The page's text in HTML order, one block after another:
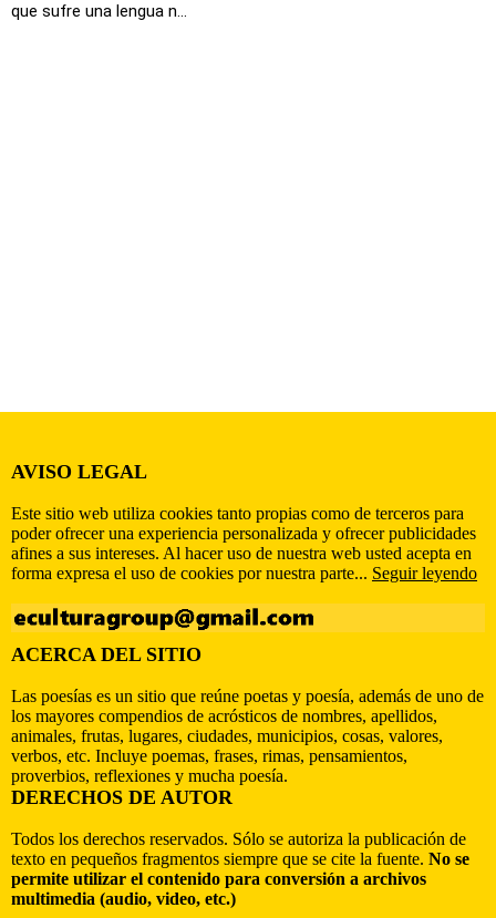
que sufre una lengua n...
AVISO LEGAL
Este sitio web utiliza cookies tanto propias como de terceros para
poder ofrecer una experiencia personalizada y ofrecer publicidades
afines a sus intereses. Al hacer uso de nuestra web usted acepta en
forma expresa el uso de cookies por nuestra parte... Seguir leyendo
ACERCA DEL SITIO
Las poesías es un sitio que reúne poetas y poesía, además de uno de
los mayores compendios de acrósticos de nombres, apellidos,
animales, frutas, lugares, ciudades, municipios, cosas, valores,
verbos, etc. Incluye poemas, frases, rimas, pensamientos,
proverbios, reflexiones y mucha poesía.
DERECHOS DE AUTOR
Todos los derechos reservados. Sólo se autoriza la publicación de
texto en pequeños fragmentos siempre que se cite la fuente. No se
permite utilizar el contenido para conversión a archivos
multimedia (audio, video, etc.)